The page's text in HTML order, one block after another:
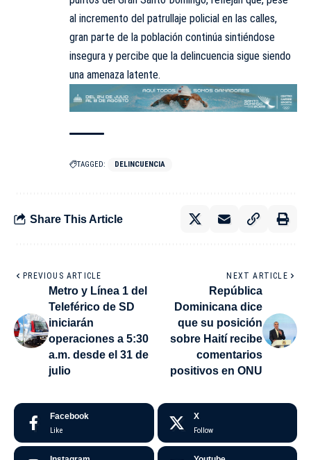
al incremento del patrullaje policial en las calles,
gran parte de la población continúa sintiéndose
insegura y percibe que la delincuencia sigue siendo
una amenaza latente.
TAGGED: DELINCUENCIA
Share This Article
PREVIOUS ARTICLE
Metro y Línea 1 del
Teleférico de SD
iniciarán
operaciones a 5:30
a.m. desde el 31 de
julio
NEXT ARTICLE
República
Dominicana dice
que su posición
sobre Haití recibe
comentarios
positivos en ONU
Facebook
Like
X
Follow